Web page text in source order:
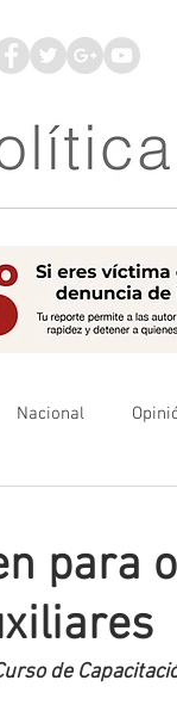
Nacional
para
de